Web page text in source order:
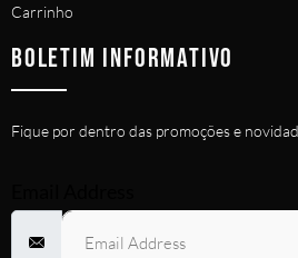
Carrinho
BOLETIM INFORMATIVO
Fique por dentro das promoções e